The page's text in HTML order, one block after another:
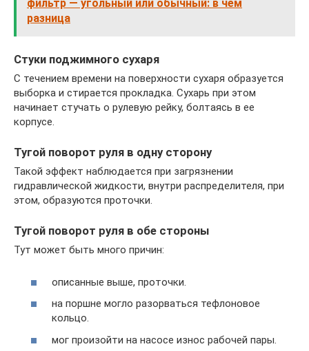
фильтр — угольный или обычный: в чем
разница
Стуки поджимного сухаря
С течением времени на поверхности сухаря образуется
выборка и стирается прокладка. Сухарь при этом
начинает стучать о рулевую рейку, болтаясь в ее
корпусе.
Тугой поворот руля в одну сторону
Такой эффект наблюдается при загрязнении
гидравлической жидкости, внутри распределителя, при
этом, образуются проточки.
Тугой поворот руля в обе стороны
Тут может быть много причин:
описанные выше, проточки.
на поршне могло разорваться тефлоновое
кольцо.
мог произойти на насосе износ рабочей пары.